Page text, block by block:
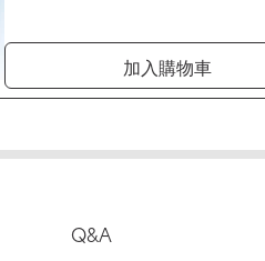
加入購物車
Q&A